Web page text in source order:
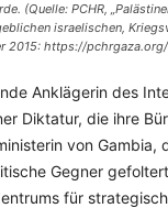
(Quelle: PCHR,
israelischen,
2015: https://pchrgaza.org/
Anklägerin des
Diktatur, die ihre
von
Gegner
für